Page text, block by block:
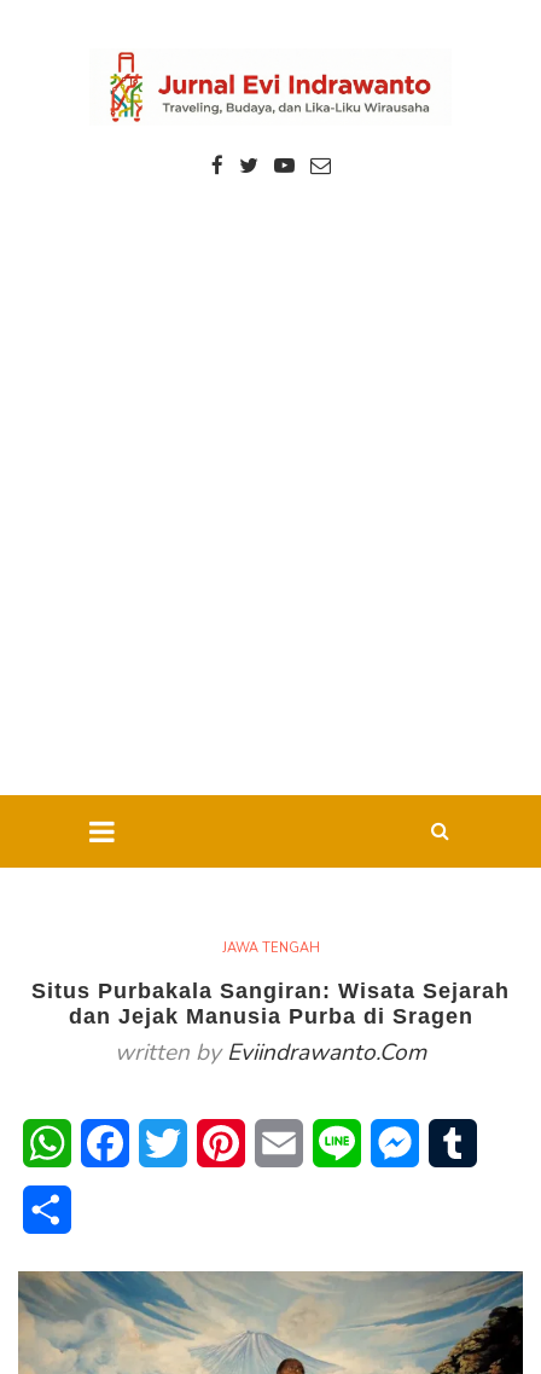
JAWA TENGAH
Situs Purbakala Sangiran: Wisata Sejarah
dan Jejak Manusia Purba di Sragen
written byEviindrawanto.com
WhatsAppFacebookTwitter PinterestEmail Line Messenger